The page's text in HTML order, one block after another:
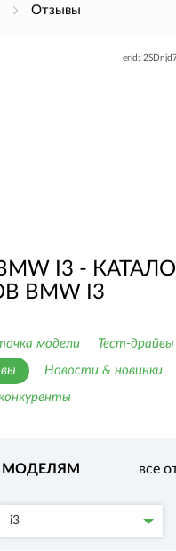
Отзывы
erid:
I3 -
BMW I3
модели
Тест-драйвы
Новости & новинки
МОДЕЛЯМ все
i3